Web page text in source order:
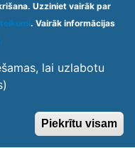
– 64003
un privātuma politika
Visas tiesības
Uzziniet vairāk par
. Vairāk informācijas
lai uzlabotu
Piekrītu visam